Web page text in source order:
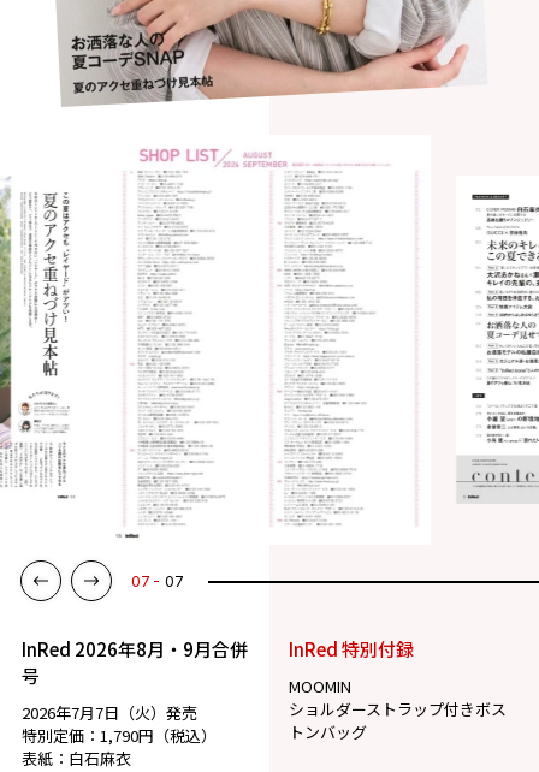
07 07
InRed 2026年8月・9月合併
号
2026年7月7日（火）発売
特別定価：1,790円（税込）
表紙：白石麻衣
InRed 特別付録
MOOMIN
ショルダーストラップ付きボス
トンバッグ